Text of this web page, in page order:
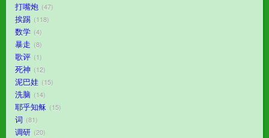
打嘴炮 47
挨踢 118
数学 4
暴走 8
歌评 1
死神 12
泥巴娃 15
洗脑 14
耶乎知稣 15
词 81
调研 20